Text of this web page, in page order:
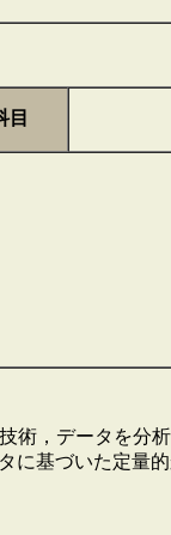
目
術，データを分
に基づいた定量